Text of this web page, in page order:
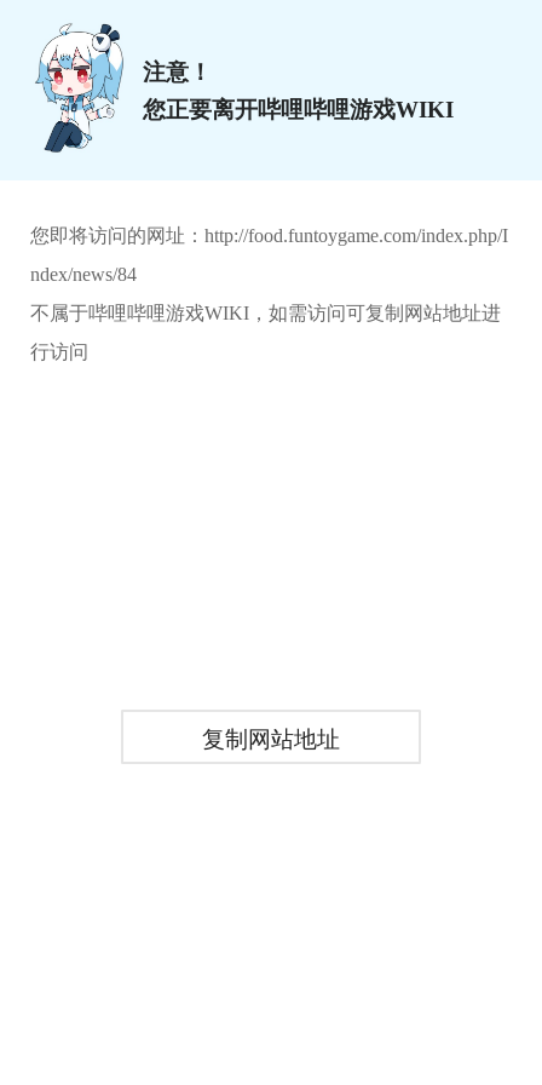
注意！
您正要离开哔哩哔哩游戏WIKI
您即将访问的网址： http://food.funtoygame.com/index.php/I
ndex/news/84
不属于哔哩哔哩游戏WIKI，如需访问可复制网站地址进
行访问
复制网站地址